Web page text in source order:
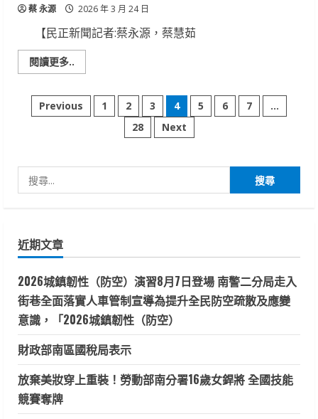
蔡 永源 2026 年 3 月 24 日
【民正新聞記者:蔡永源，蔡慧茹
閱讀更多..
more
蕩
涉
詐
五
局
號
應
商
文
分
頁
Previous 1 2 3 4 5 6 7
...
28
Next
尋
字:
近期文章
2026城鎮韌性（防空）演習8月7日登場 南警二分局走入
街巷全面落實人車管制宣導為提升全民防空疏散及應變
意識，「2026城鎮韌性（防空）
財政部南區國稅局表示
放棄美妝穿上重裝！勞動部南分署16歲女銲將 全國技能
競賽奪牌